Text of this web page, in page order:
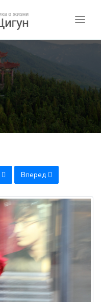
Вперед